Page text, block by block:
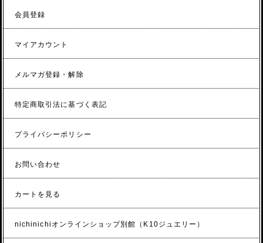
会員登録
マイアカウント
メルマガ登録・解除
特定商取引法に基づく表記
プライバシーポリシー
お問い合わせ
カートを見る
nichinichiオンラインショップ別館（K10ジュエリー）